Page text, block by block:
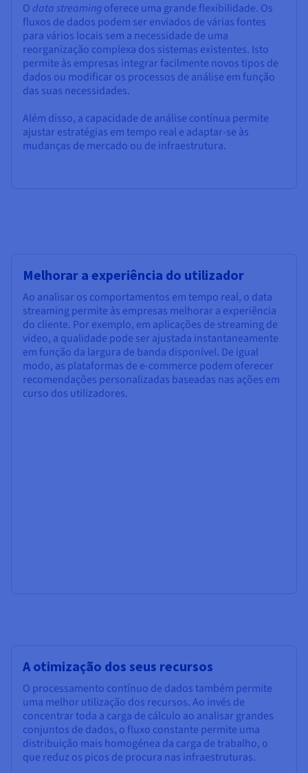
O data streamingoferece uma grande flexibilidade. Os
fluxos de dados podem ser enviados de várias fontes
para vários locais sem a necessidade de uma
reorganização complexa dos sistemas existentes. Isto
permite às empresas integrar facilmente novos tipos de
dados ou modificar os processos de análise em função
das suas necessidades.
Além disso, a capacidade de análise contínua permite
ajustar estratégias em tempo real e adaptar-se às
mudanças de mercado ou de infraestrutura.
Melhorar a experiência do utilizador
Ao analisar os comportamentos em tempo real, o data
streaming permite às empresas melhorar a experiência
do cliente. Por exemplo, em aplicações de streaming de
vídeo, a qualidade pode ser ajustada instantaneamente
em função da largura de banda disponível. De igual
modo, as plataformas de e-commerce podem oferecer
recomendações personalizadas baseadas nas ações em
curso dos utilizadores.
A otimização dos seus recursos
O processamento contínuo de dados também permite
uma melhor utilização dos recursos. Ao invés de
concentrar toda a carga de cálculo ao analisar grandes
conjuntos de dados, o fluxo constante permite uma
distribuição mais homogénea da carga de trabalho, o
que reduz os picos de procura nas infraestruturas.